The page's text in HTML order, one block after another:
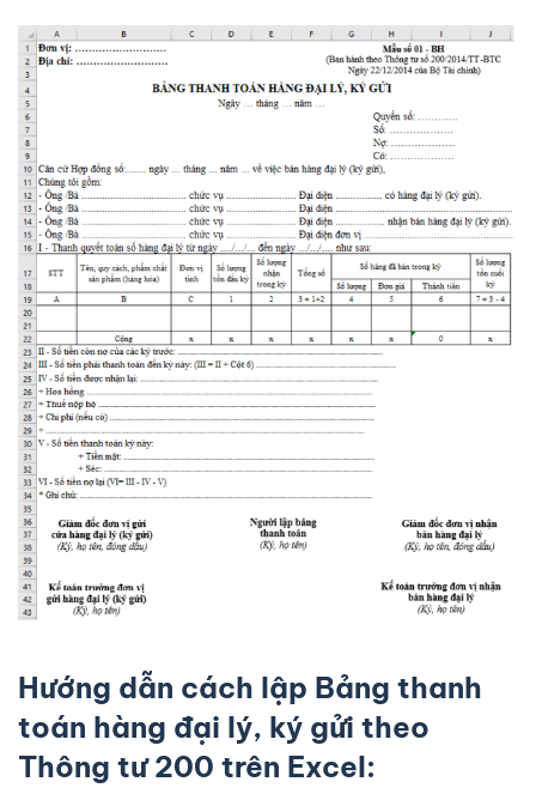
Hướng dẫn cách lập Bảng thanh
toán hàng đại lý, ký gửi theo
Thông tư 200 trên Excel: